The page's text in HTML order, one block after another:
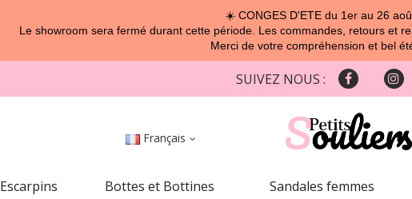
☀️ CONGES D'ETE du 1er au 26
Le showroom sera fermé durant cette période. Les commandes, retours et
Merci de votre compréhension et bel
SUIVEZ NOUS :
Français
Escarpins Bottes et Bottines Sandales femmes